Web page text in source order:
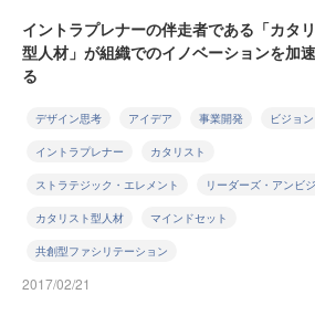
イントラプレナーの伴走者である「カタ
型人材」が組織でのイノベーションを加
る
デザイン思考 アイデア 事業開発 ビジョン
イントラプレナー カタリスト
ストラテジック・エレメント リーダーズ・アンビ
カタリスト型人材 マインドセット
共創型ファシリテーション
2017/02/21